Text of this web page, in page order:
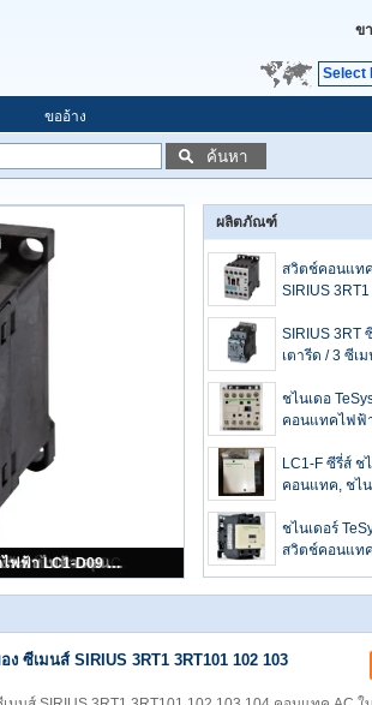
ข
Select
ขออ้าง
ค้นหา
สวิตช์คอนแทคไฟฟ้าของ ซีเมนส์ SIRIUS 3RT1 3RT101 102 103 104 3 ขั้ว
ผลิตภัณฑ์
สวิตช์คอนแท
SIRIUS
SIRIUS 3RT
เตารีด / 3 ซีเ
ชไนเดอ
คอนแทคไฟฟ้
LC1-F ซีรี่ส์ ช
คอนแทค, ชไ
A
ชไนเดอร์
สวิตช์คอนแท
ซีเมนส์ SIRIUS 3RT1 3RT101 102 103